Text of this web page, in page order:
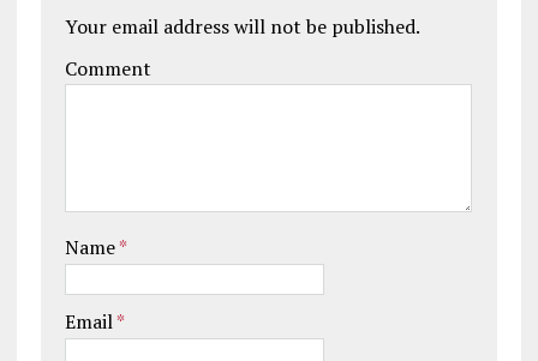
Your email address will not be published.
Comment
Name*
Email*